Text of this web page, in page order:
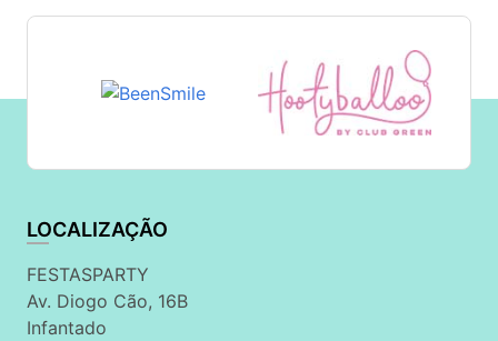
LOCALIZAÇÃO
FESTASPARTY
Av. Diogo Cão, 16B
Infantado